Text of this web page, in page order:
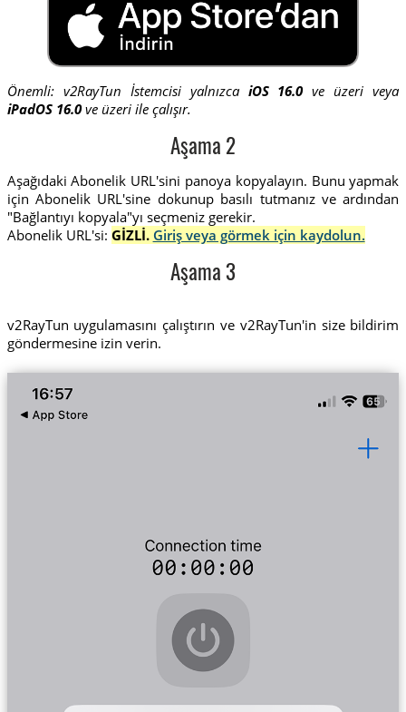
Önemli: v2RayTun İstemcisi yalnızca iOS 16.0ve üzeri veya
iPadOS 16.0ve üzeri ile çalışır.
Aşama 2
Aşağıdaki Abonelik URL'sini panoya kopyalayın. Bunu yapmak
için Abonelik URL'sine dokunup basılı tutmanız ve ardından
"Bağlantıyı kopyala"yı seçmeniz gerekir.
Abonelik URL'si: GİZLİ. Giriş veya görmek için kaydolun.
Aşama 3
v2RayTun uygulamasını çalıştırın ve v2RayTun'in size bildirim
göndermesine izin verin.